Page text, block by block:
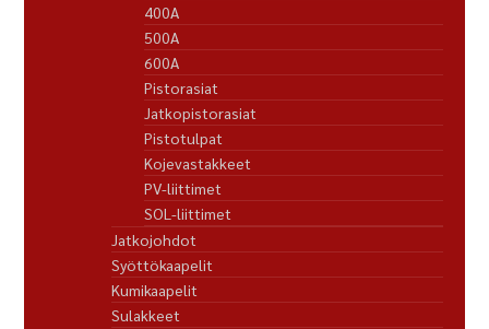
400A
500A
600A
Pistorasiat
Jatkopistorasiat
Pistotulpat
Kojevastakkeet
PV-liittimet
SOL-liittimet
Jatkojohdot
Syöttökaapelit
Kumikaapelit
Sulakkeet